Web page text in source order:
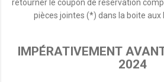
retourner le coupon de réservation
pièces jointes (*) dans la boite
IMPÉRATIVEMENT
2024